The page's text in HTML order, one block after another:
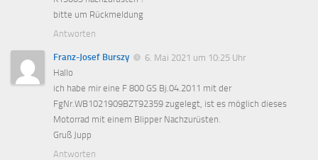
bitte um Rückmeldung
Antworten
Franz-Josef Burszy
6. Mai 2021 um 10:25 Uhr
Hallo
ich habe mir eine F 800 GS Bj.04.2011 mit der
FgNr.WB1021909BZT92359 zugelegt, ist es möglich dieses
Motorrad mit einem Blipper Nachzurüsten.
Gruß Jupp
Antworten